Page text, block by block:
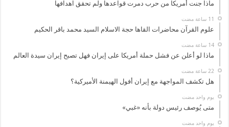
ماذا جنت أمريكا من حرب دمرت قواعدها ولم تحقق اهدافها
علوم القرآن محاضرات القاها حجة الاسلام السيد محمد باقر الحكيم
‏14 ساعة مضت
ماذا لو أعلن عن فشل حملة أمريكا على إيران فهل تصبح إيران سيدة العالم
هل تكشف المواجهة مع إيران أفول الهيمنة الأميركية؟
‏يوم واحد مضت
متى يُوصف رئيس دولة بأنه «غبي»
‏يوم واحد مضت